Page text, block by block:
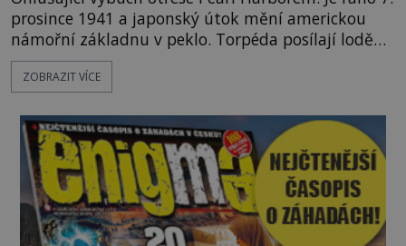
prosince 1941 a japonský útok mění americkou
námořní základnu v peklo. Torpéda posílají lodě
ke dnu, hladinu pokrývá hořící nafta a začíná
jeden z nejosudovějších dnů 20. století. Všude
zahaluje kouř. Japonští letci se mohou radovat.
Svého nepřítele nachyt
ZOBRAZIT VÍCE